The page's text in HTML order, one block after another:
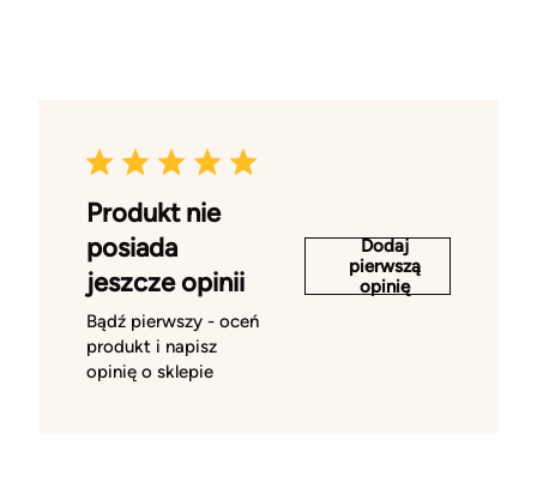
Produkt nie
posiada
jeszcze opinii
Bądź pierwszy - oceń
produkt i napisz
opinię o sklepie
Dodaj
pierwszą
opinię